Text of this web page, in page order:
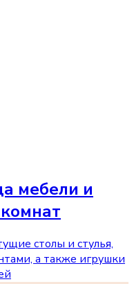
мебели и
столы и стулья,
а также игрушки